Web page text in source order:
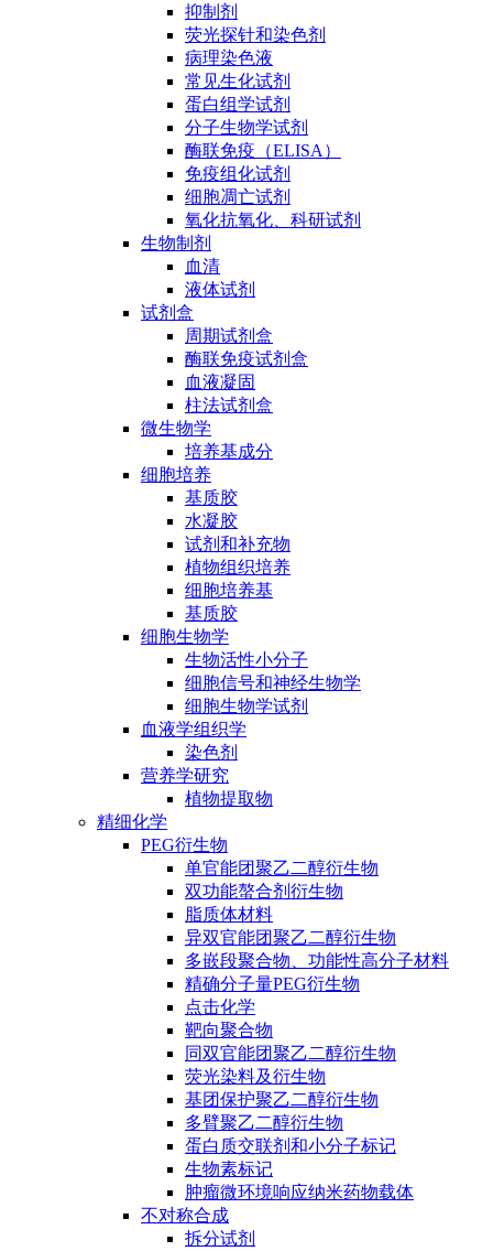
抑制剂
荧光探针和染色剂
病理染色液
常见生化试剂
蛋白组学试剂
分子生物学试剂
酶联免疫（ELISA）
免疫组化试剂
细胞凋亡试剂
氧化抗氧化、科研试剂
生物制剂
血清
液体试剂
试剂盒
周期试剂盒
酶联免疫试剂盒
血液凝固
柱法试剂盒
微生物学
培养基成分
细胞培养
基质胶
水凝胶
试剂和补充物
植物组织培养
细胞培养基
基质胶
细胞生物学
生物活性小分子
细胞信号和神经生物学
细胞生物学试剂
血液学组织学
染色剂
营养学研究
植物提取物
精细化学
PEG衍生物
单官能团聚乙二醇衍生物
双功能螯合剂衍生物
脂质体材料
异双官能团聚乙二醇衍生物
多嵌段聚合物、功能性高分子材料
精确分子量PEG衍生物
点击化学
靶向聚合物
同双官能团聚乙二醇衍生物
荧光染料及衍生物
基团保护聚乙二醇衍生物
多臂聚乙二醇衍生物
蛋白质交联剂和小分子标记
生物素标记
肿瘤微环境响应纳米药物载体
不对称合成
拆分试剂